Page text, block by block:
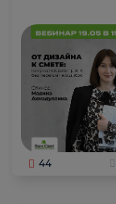
44